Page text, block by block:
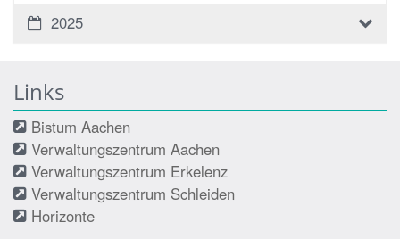
2025
Links
Bistum Aachen
Verwaltungszentrum Aachen
Verwaltungszentrum Erkelenz
Verwaltungszentrum Schleiden
Horizonte